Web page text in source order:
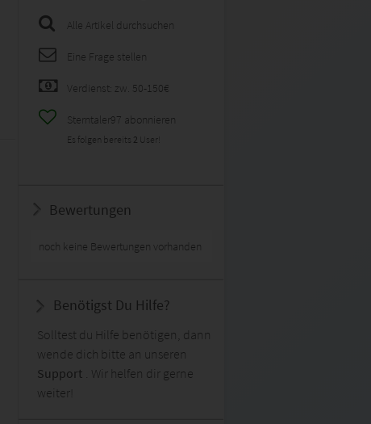
Alle Artikel durchsuchen
Eine Frage stellen
Verdienst: zw. 50-150€
Sterntaler97 abonnieren
Es folgen bereits 2 User!
Bewertungen
noch keine Bewertungen vorhanden
Benötigst Du Hilfe?
Solltest du Hilfe benötigen, dann
wende dich bitte an unseren
Support . Wir helfen dir gerne
weiter!